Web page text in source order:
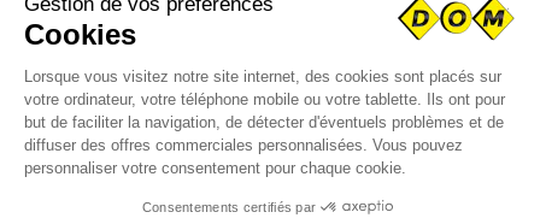
Disponible en plateforme
Vous avez besoin de pièces
spécifiques ?
Téléchargez immédiatement vos fichiers CAO pour un